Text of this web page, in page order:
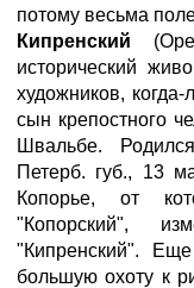
потому весьма
Кипренский
исторический
художников,
сын крепостного
Швальбе.
Петерб. губ., 13
Копорье, от
"Копорский",
"Кипренский".
большую охоту к